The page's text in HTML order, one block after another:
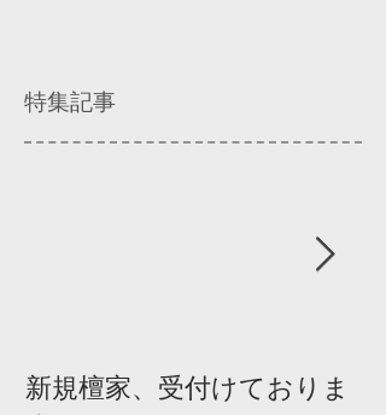
特集記事
新規檀家、受付けておりま